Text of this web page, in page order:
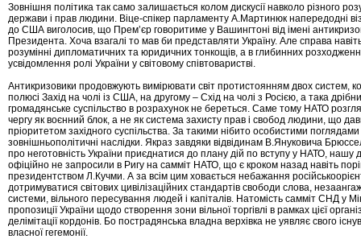
Зовнішня політика так само залишається колом дискусії навколо різного
держави і прав людини. Віце-спікер парламенту А.Мартинюк напередодні
до США виголосив, що Прем’єр говоритиме у Вашингтоні від імені
Президента. Хоча взагалі то мав би представляти Україну. Але справа
розумінні дипломатичних та юридичних тонкощів, а в глибинних
усвідомлення ролі України у світовому співтоваристві.
Антикризовики продовжують вимірювати світ протистоянням двох систем,
полюсі Захід на чолі із США, на другому – Схід на чолі з Росією, а така
громадянське суспільство в розрахунок не береться. Саме тому НАТО
чергу як воєнний блок, а не як система захисту прав і свобод людини, що
пріоритетом західного суспільства. За такими нібито особистими поглядами
зовнішньополітичні наслідки. Якраз завдяки відвідинам В.Януковича
про неготовність України приєднатися до плану дій по вступу у НАТО, нашу
офіційно не запросили в Ригу на самміт НАТО, що є кроком назад навіть
президентством Л.Кучми. А за всім цим ховається небажання
дотримуватися світових цивілізаційних стандартів свободи слова,
системи, вільного пересування людей і капіталів. Натомість самміт СНД у
пропозиції України щодо створення зони вільної торгівлі в рамках цієї
делімітації кордонів. Бо пострадянська владна верхівка не уявляє свого
власної гегемонії.